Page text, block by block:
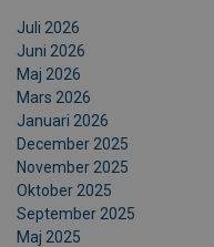
Juli 2026
Juni 2026
Maj 2026
Mars 2026
Januari 2026
December 2025
November 2025
Oktober 2025
September 2025
Maj 2025